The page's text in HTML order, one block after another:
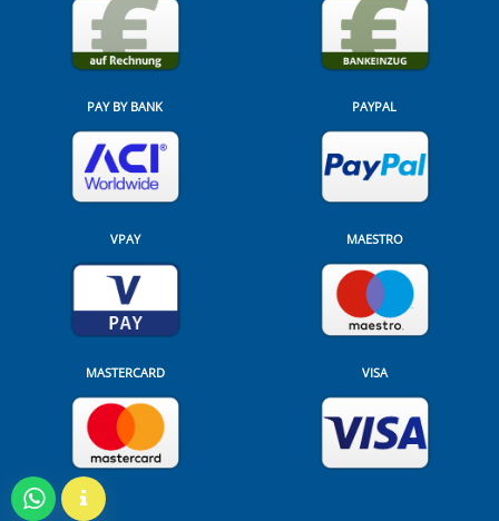
PAY BY BANK PAYPAL
VPAY MAESTRO
MASTERCARD VISA